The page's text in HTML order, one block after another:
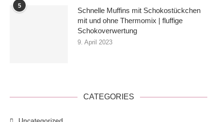
5
Schnelle Muffins mit Schokostückchen
mit und ohne Thermomix | fluffige
Schokoverwertung
9. April 2023
CATEGORIES
Uncategorized